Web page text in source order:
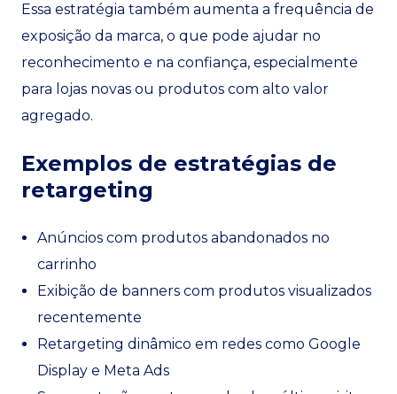
Essa estratégia também aumenta a frequência de
exposição da marca, o que pode ajudar no
reconhecimento e na confiança, especialmente
para lojas novas ou produtos com alto valor
agregado.
Exemplos de estratégias de
retargeting
Anúncios com produtos abandonados no
carrinho
Exibição de banners com produtos visualizados
recentemente
Retargeting dinâmico em redes como Google
Display e Meta Ads